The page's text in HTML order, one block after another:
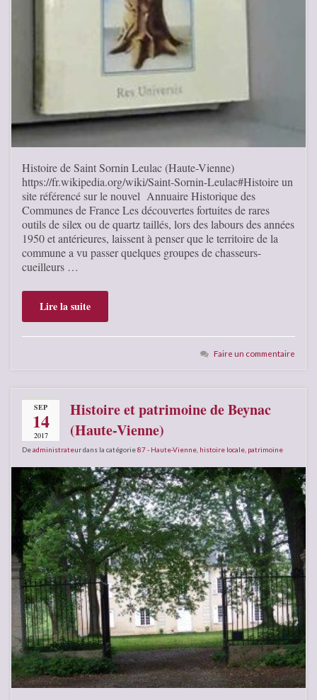
Histoire de Saint Sornin Leulac (Haute-Vienne)
https://fr.wikipedia.org/wiki/Saint-Sornin-Leulac#Histoire un
site référencé sur le nouvel Annuaire Historique des
Communes de France Les découvertes fortuites de rares
outils de silex ou de quartz taillés, lors des labours des années
1950 et antérieures, laissent à penser que le territoire de la
commune a vu passer quelques groupes de chasseurs-
cueilleurs …
Lire la suite
Faire un commentaire
SEP
14
2017
Histoire et patrimoine de Beynac
(Haute-Vienne)
Deadministrateurdans la catégorie87 - Haute-Vienne histoire locale patrimoine